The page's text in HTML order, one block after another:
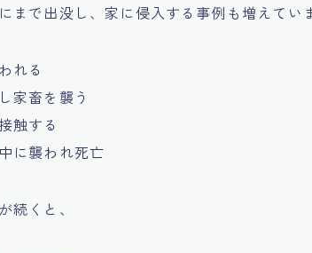
まで出没し、家に侵入する事例も増えてい
れる
家畜を襲う
触する
に襲われ死亡
続くと、